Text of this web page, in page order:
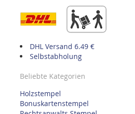
DHL Versand 6.49 €
Selbstabholung
Beliebte Kategorien
Holzstempel
Bonuskartenstempel